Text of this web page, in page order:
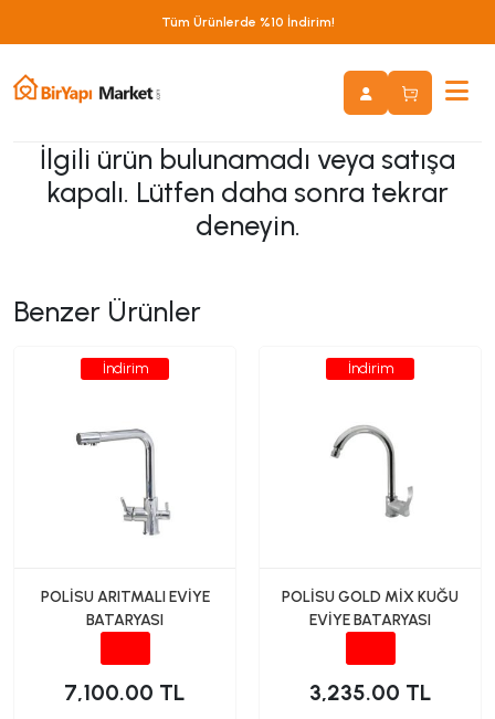
Tüm Ürünlerde %10 İndirim!
İlgili ürün bulunamadı veya satışa
kapalı. Lütfen daha sonra tekrar
deneyin.
Benzer Ürünler
İndirim
POLİSU ARITMALI EVİYE
BATARYASI
7,100.00 TL
İndirim
POLİSU GOLD MİX KUĞU
EVİYE BATARYASI
3,235.00 TL